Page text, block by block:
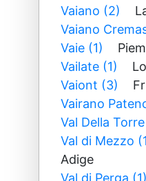
Vaiano (2)
Vaiano
Vaie (1)
Vailate (1)
Vaiont (3)
Vairano
Val Della
Val di Mezzo
Adige
Val di Perga (1)